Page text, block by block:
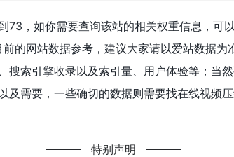
73，如你需要查询该站的相关权重信息，可
的网站数据参考，建议大家请以爱站数据为
搜索引擎收录以及索引量、用户体验等；当
及需要，一些确切的数据则需要找在线视频
特别声明